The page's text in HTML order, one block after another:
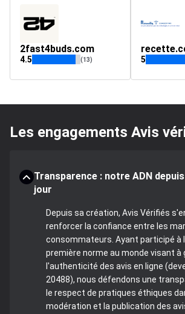
2fast4buds.com
4.5 (13) 5
Les engagements Avis
Transparence : notre ADN
jour
Depuis sa création, Avis Vérifiés
renforcer la confiance entre les
consommateurs. Ayant participé à
première norme au monde visant à
l'authenticité des avis en ligne
20488), nous défendons une
le respect de pratiques éthiques
modération et la publication des